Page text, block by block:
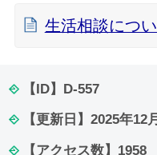
生活相談につ
【ID】 D-557
【更新日】 2025年12
【アクセス数】 1958